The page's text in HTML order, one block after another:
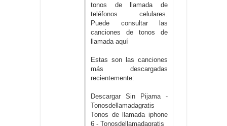
tonos de llamada de
teléfonos celulares.
Puede consultar las
canciones de tonos de
llamada aquí
Estas son las canciones
más descargadas
recientemente:
Descargar Sin Pijama -
Tonosdellamadagratis
Tonos de llamada iphone
6 - Tonosdellamadagratis